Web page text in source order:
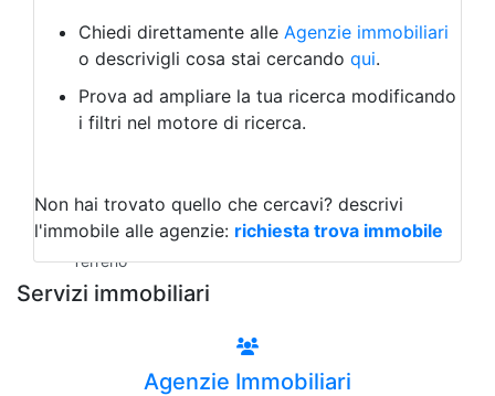
Albergo
Laboratorio Artigianale
Negozio/locale commerciale
Agriturismo
Magazzini
Qualsiasi
Terreno edificabile
Terreno
Chiedi direttamente alle Agenzie immobiliari
o descrivigli cosa stai cercando qui.
Prova ad ampliare la tua ricerca modificando
i filtri nel motore di ricerca.
Non hai trovato quello che cercavi? descrivi
l'immobile alle agenzie: richiesta trova immobile
Servizi immobiliari
Agenzie Immobiliari